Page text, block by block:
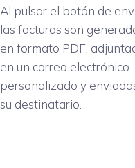
Al pulsar el botón de
las facturas son
en formato PDF,
en un correo electrónico
personalizado y
su destinatario.